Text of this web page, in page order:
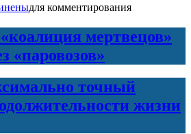
для комментирования
мертвецов»
«паровозов»
точный
жизни